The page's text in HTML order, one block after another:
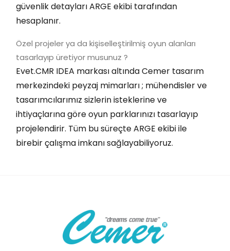
güvenlik detayları ARGE ekibi tarafından
hesaplanır.
Özel projeler ya da kişiselleştirilmiş oyun alanları
tasarlayıp üretiyor musunuz ?
Evet.CMR IDEA markası altında Cemer tasarım
merkezindeki peyzaj mimarları ; mühendisler ve
tasarımcılarımız sizlerin isteklerine ve
ihtiyaçlarına göre oyun parklarınızı tasarlayıp
projelendirir. Tüm bu süreçte ARGE ekibi ile
birebir çalışma imkanı sağlayabiliyoruz.